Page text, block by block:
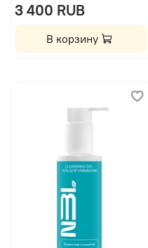
3 400 RUB
В корзину